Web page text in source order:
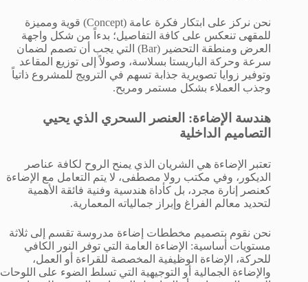
نحن نركز على ابتكار فكرة عامة (Concept) قوية ومميزة
للمقهى تنعكس على كافة التفاصيل؛ بدءاً من شكل واجهة
العرض ومنطقة التحضير (Bar) التي يجب أن تصمم لضمان
سرعة وحركة الباريستا بسلاسة، وصولاً إلى توزيع المقاعد
وتوفير زوايا تصويرية جذابة تسهم في الترويج للمشروع ذاتياً
وجذب العملاء بشكل مستمر ومربح.
هندسة الإضاءة: العنصر السحري الذي يحيي
التصاميم الداخلية
تعتبر الإضاءة هي الشريان الذي يمنح الروح لكافة عناصر
الديكور، وفي مكتب رولا مصطفى، لا يتم التعامل مع الإضاءة
كعنصر إنارة مجرد، بل كأداة هندسية وفنية فائقة الأهمية
لتحديد معالم الفراغ وإبراز جمالياته المعمارية.
نحن نقوم بتصميم مخططات إضاءة مدروسة تقسم إلى ثلاثة
مستويات أساسية: الإضاءة العامة التي توفر النور الكافي
للحركة، الإضاءة الوظيفية المخصصة للقراءة أو العمل،
والإضاءة الجمالية أو التوجيهية التي تسلط الضوء على اللوحات